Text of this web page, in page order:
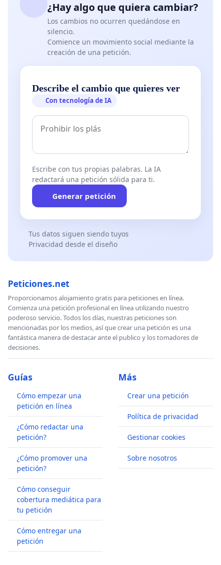
¿Hay algo que quiera cambiar?
Los cambios no ocurren quedándose en
silencio.
Comience un movimiento social mediante la
creación de una petición.
Describe el cambio que quieres ver
Con tecnología de IA
Escribe con tus propias palabras. La IA
redactará una petición sólida para ti.
Generar petición
Tus datos siguen siendo tuyos
Privacidad desde el diseño
Peticiones.net
Proporcionamos alojamiento gratis para peticiones en línea.
Comienza una petición profesional en línea utilizando nuestro
poderoso servicio. Todos los días, nuestras peticiones son
mencionadas por los medios, así que crear una petición es una
fantástica manera de destacar ante el publico y los tomadores de
decisiones.
Guías
Cómo empezar una
petición en línea
¿Cómo redactar una
petición?
¿Cómo promover una
petición?
Cómo conseguir
cobertura mediática para
tu petición
Cómo entregar una
petición
Más
Crear una petición
Política de privacidad
Gestionar cookies
Sobre nosotros